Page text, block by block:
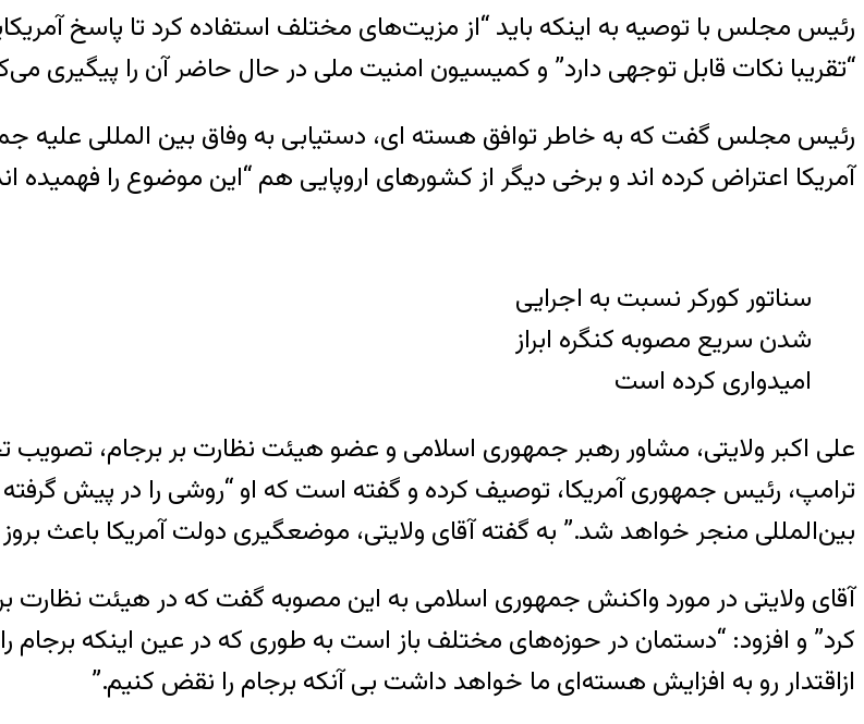
رئیس مجلس با توصیه به اینکه باید “از مزیت‌های مختلف استفاده کرد تا پاسخ
“تقریبا نکات قابل توجهی دارد” و کمیسیون امنیت ملی در حال حاضر آن را پیگیری
رئیس مجلس گفت که به خاطر توافق هسته ای، دستیابی به وفاق بین المللی علیه
آمریکا اعتراض کرده اند و برخی دیگر از کشورهای اروپایی هم “این موضوع را
سناتور کورکر نسبت به اجرایی
شدن سریع مصوبه کنگره ابراز
امیدواری کرده است
علی اکبر ولایتی، مشاور رهبر جمهوری اسلامی و عضو هیئت نظارت بر برجام، تصویب
ترامپ، رئیس جمهوری آمریکا، توصیف کرده و گفته است که او “روشی را در پیش
بین‌المللی منجر خواهد شد.” به گفته آقای ولایتی، موضعگیری دولت آمریکا باعث
آقای ولایتی در مورد واکنش جمهوری اسلامی به این مصوبه گفت که در هیئت نظارت بر
کرد” و افزود: “دستمان در حوزه‌های مختلف باز است به طوری که در عین اینکه برجام
ازاقتدار رو به افزایش هسته‌ای ما خواهد داشت بی آنکه برجام را نقض کنیم.”